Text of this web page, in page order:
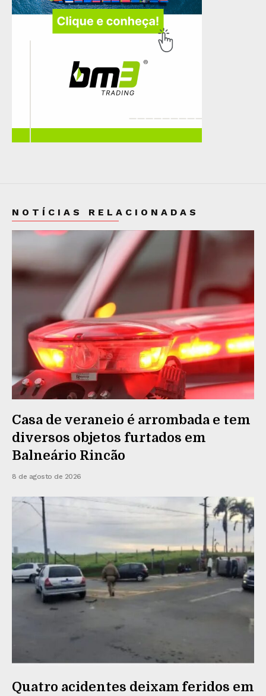
NOTÍCIAS RELACIONADAS
Casa de veraneio é arrombada e tem
diversos objetos furtados em
Balneário Rincão
8 de agosto de 2026
Quatro acidentes deixam feridos em